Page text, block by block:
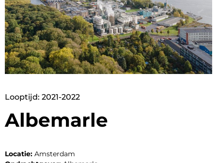
Looptijd: 2021-2022
Albemarle
Locatie: Amsterdam